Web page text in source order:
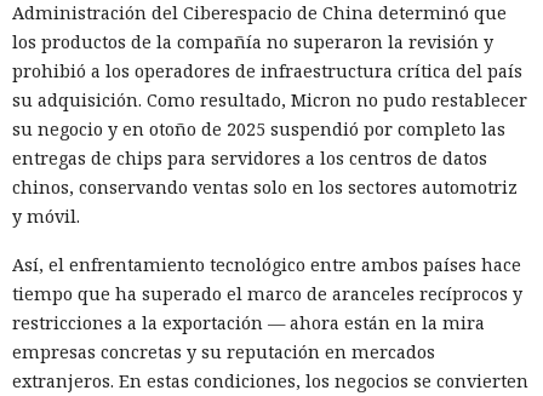
Administración del Ciberespacio de China determinó que
los productos de la compañía no superaron la revisión y
prohibió a los operadores de infraestructura crítica del país
su adquisición. Como resultado, Micron no pudo restablecer
su negocio y en otoño de 2025 suspendió por completo las
entregas de chips para servidores a los centros de datos
chinos, conservando ventas solo en los sectores automotriz
y móvil.
Así, el enfrentamiento tecnológico entre ambos países hace
tiempo que ha superado el marco de aranceles recíprocos y
restricciones a la exportación — ahora están en la mira
empresas concretas y su reputación en mercados
extranjeros. En estas condiciones, los negocios se convierten